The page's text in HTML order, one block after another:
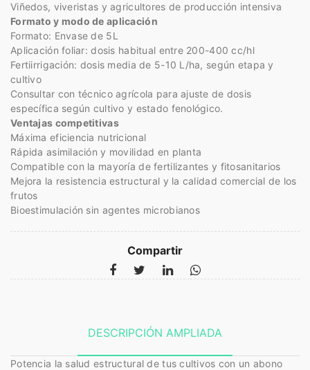
Viñedos, viveristas y agricultores de producción intensiva
Formato y modo de aplicación
Formato: Envase de 5L
Aplicación foliar: dosis habitual entre 200-400 cc/hl
Fertiirrigación: dosis media de 5-10 L/ha, según etapa y
cultivo
Consultar con técnico agrícola para ajuste de dosis
específica según cultivo y estado fenológico.
Ventajas competitivas
Máxima eficiencia nutricional
Rápida asimilación y movilidad en planta
Compatible con la mayoría de fertilizantes y fitosanitarios
Mejora la resistencia estructural y la calidad comercial de los
frutos
Bioestimulación sin agentes microbianos
Compartir
DESCRIPCIÓN AMPLIADA
Potencia la salud estructural de tus cultivos con un abono